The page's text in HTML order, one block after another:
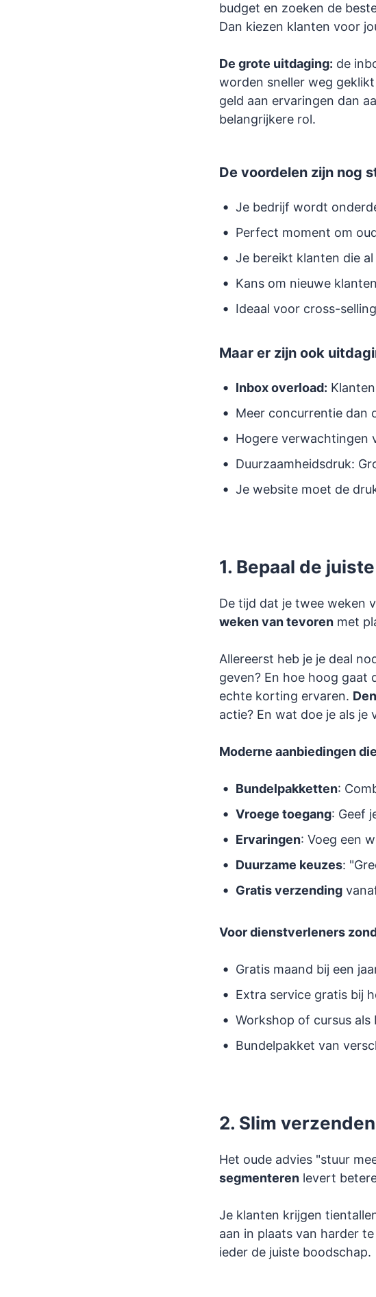
budget en zoeken de
Dan kiezen klanten voor
De grote uitdaging: de
worden sneller weg
geld aan ervaringen dan
belangrijkere rol.
De voordelen zijn nog
Je bedrijf wordt
Perfect moment om
Je bereikt klanten die
Kans om nieuwe
Ideaal voor cross-
Maar er zijn ook
Inbox overload:
Meer concurrentie dan
Hogere verwachtingen
Duurzaamheidsdruk:
Je website moet de
1. Bepaal de
De tijd dat je twee weken
weken van tevoren met
Allereerst heb je je deal
geven? En hoe hoog gaat
echte korting ervaren.
actie? En wat doe je als je
Moderne aanbiedingen
Bundelpakketten:
Vroege toegang: Geef
Ervaringen: Voeg een
Duurzame keuzes:
Gratis verzending
Voor dienstverleners
Gratis maand bij een
Extra service gratis bij
Workshop of cursus als
Bundelpakket van
2. Slim
Het oude advies "stuur
segmenteren levert
Je klanten krijgen
aan in plaats van harder
ieder de juiste boodschap.